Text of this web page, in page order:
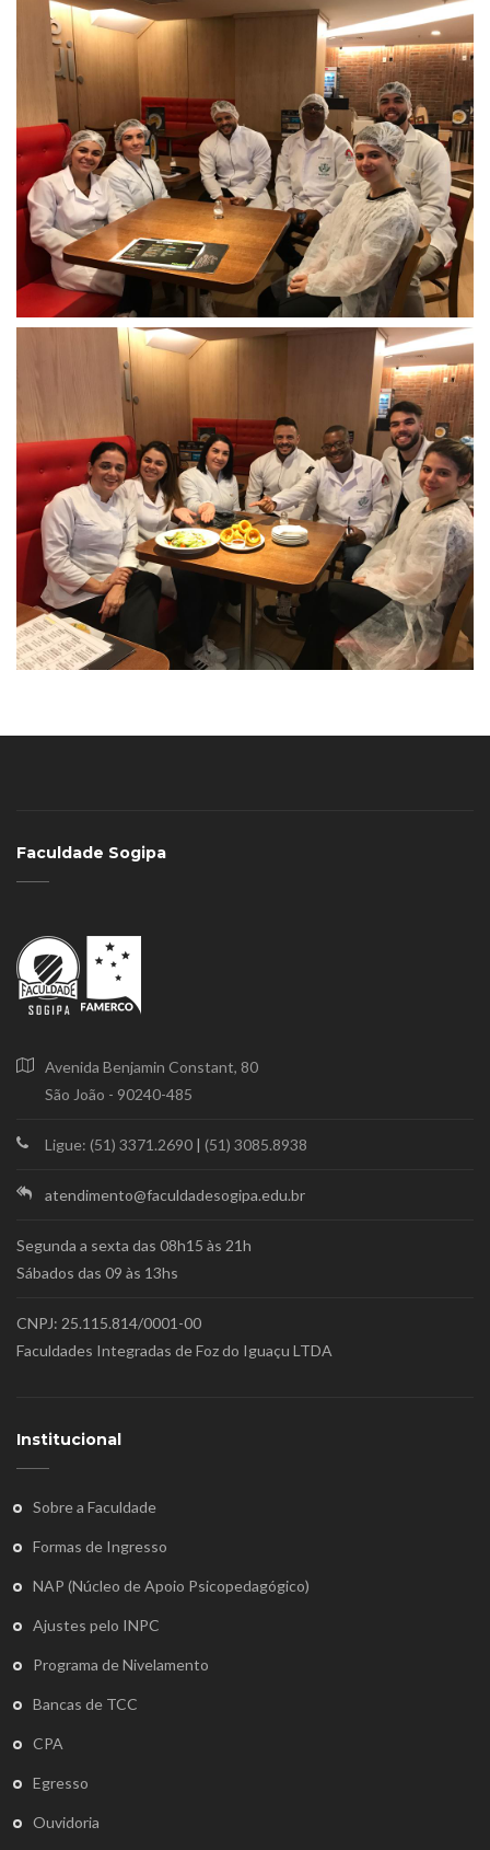
Faculdade Sogipa
Avenida Benjamin Constant, 80
São João - 90240-485
Ligue: (51) 3371.2690 | (51) 3085.8938
atendimento@faculdadesogipa.edu.br
Segunda a sexta das 08h15 às 21h
Sábados das 09 às 13hs
CNPJ: 25.115.814/0001-00
Faculdades Integradas de Foz do Iguaçu LTDA
Institucional
Sobre a Faculdade
Formas de Ingresso
NAP (Núcleo de Apoio Psicopedagógico)
Ajustes pelo INPC
Programa de Nivelamento
Bancas de TCC
CPA
Egresso
Ouvidoria